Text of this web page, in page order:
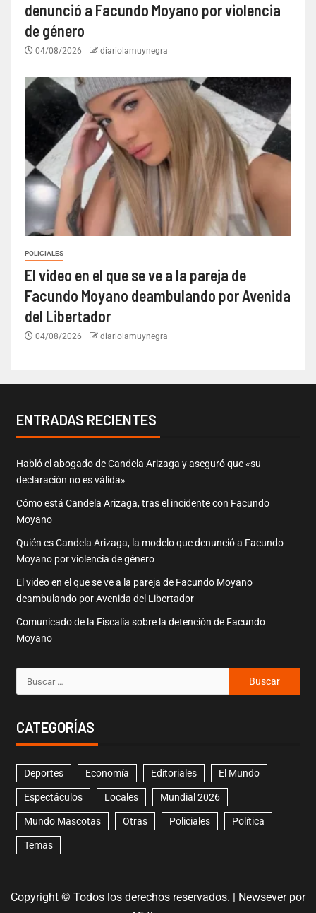
denunció a Facundo Moyano por violencia
de género
04/08/2026 diariolamuynegra
POLICIALES
El video en el que se ve a la pareja de
Facundo Moyano deambulando por Avenida
del Libertador
04/08/2026 diariolamuynegra
ENTRADAS RECIENTES
Habló el abogado de Candela Arizaga y aseguró que «su
declaración no es válida»
Cómo está Candela Arizaga, tras el incidente con Facundo
Moyano
Quién es Candela Arizaga, la modelo que denunció a Facundo
Moyano por violencia de género
El video en el que se ve a la pareja de Facundo Moyano
deambulando por Avenida del Libertador
Comunicado de la Fiscalía sobre la detención de Facundo
Moyano
CATEGORÍAS
Deportes Economía Editoriales El Mundo
Espectáculos Locales Mundial 2026
Mundo Mascotas Otras Policiales Política
Temas
Copyright © Todos los derechos reservados. Newseverpor